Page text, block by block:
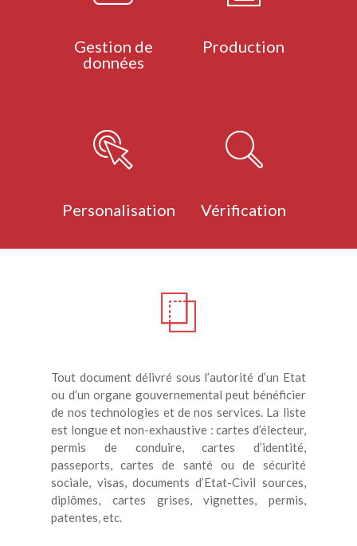
Gestion de
données
Production
Personalisation Vérification
Tout document délivré sous l’autorité d’un Etat
ou d’un organe gouvernemental peut bénéficier
de nos technologies et de nos services. La liste
est longue et non-exhaustive : cartes d’électeur,
permis de conduire, cartes d’identité,
passeports, cartes de santé ou de sécurité
sociale, visas, documents d’Etat-Civil sources,
diplômes, cartes grises, vignettes, permis,
patentes, etc.